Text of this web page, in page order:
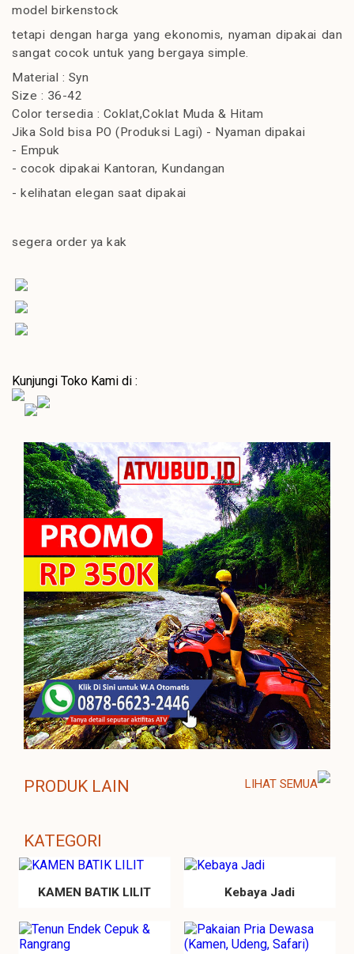
model birkenstock
tetapi dengan harga yang ekonomis, nyaman dipakai dan
sangat cocok untuk yang bergaya simple.
Material : Syn
Size : 36-42
Color tersedia : Coklat,Coklat Muda & Hitam
Jika Sold bisa PO (Produksi Lagi) - Nyaman dipakai
- Empuk
- cocok dipakai Kantoran, Kundangan
- kelihatan elegan saat dipakai
segera order ya kak
Kunjungi Toko Kami di :
PRODUK LAIN LIHAT SEMUA
KATEGORI
KAMEN BATIK LILIT Kebaya Jadi